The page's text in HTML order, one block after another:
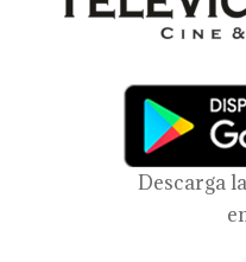
Descarga